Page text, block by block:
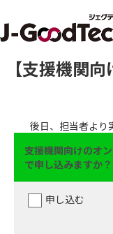
【支援機関
後日、担当者より
支援機関向けのオ
で申し込みますか？
申し込む